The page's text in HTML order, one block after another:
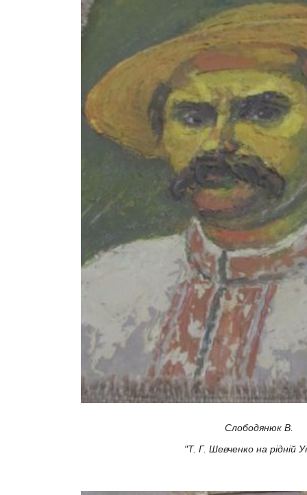
Слободянюк В.
"Т. Г. Шевченко на рідній